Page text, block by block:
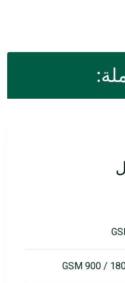
GSM 900 /